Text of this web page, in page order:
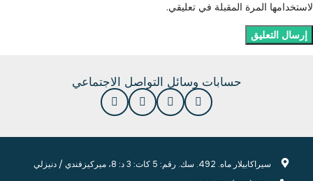
لاستخدامها المرة المقبلة في تعليقي.
حسابات وسائل التواصل الاجتماعي
سيراكابيلار ماه. 492. سك. رقم: 5 كات: 3 د: 8، ميركيزفندي / دنيزلي